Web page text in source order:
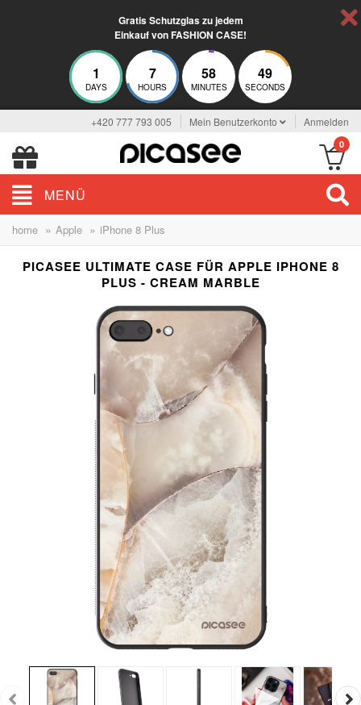
Gratis Schutzglas zu jedem
Einkauf von FASHION CASE!
1
DAYS
7
HOURS
58
MINUTES
48
SECONDS
+420 777 793 005 Mein Benutzerkonto Anmelden
0
MENÜ
home » Apple » iPhone 8 Plus
PICASEE ULTIMATE CASE FÜR APPLE IPHONE 8
PLUS - CREAM MARBLE